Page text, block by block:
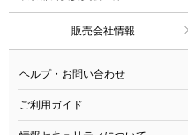
販売会社情報
ヘルプ・お問い合わせ
ご利用ガイド